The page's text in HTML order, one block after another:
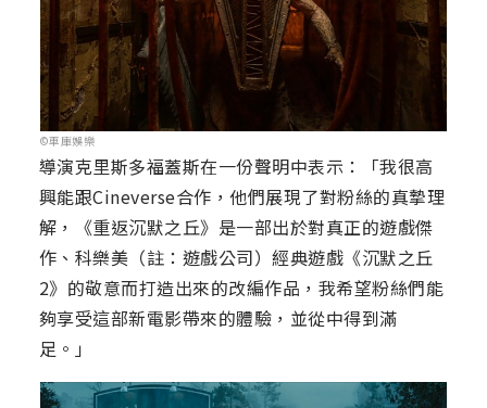
©車庫娛樂
導演克里斯多福蓋斯在一份聲明中表示：「我很高
興能跟Cineverse合作，他們展現了對粉絲的真摯理
解，《重返沉默之丘》是一部出於對真正的遊戲傑
作、科樂美（註：遊戲公司）經典遊戲《沉默之丘
2》的敬意而打造出來的改編作品，我希望粉絲們能
夠享受這部新電影帶來的體驗，並從中得到滿
足。」